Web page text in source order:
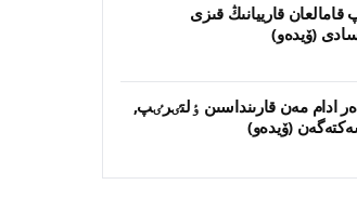
قامالعان قارييانىڭ قىزى
(ۆيدەو)
ەر ادام مەن قارىنداسىن ٶلتٸرٸپ,
(ۆيدەو)